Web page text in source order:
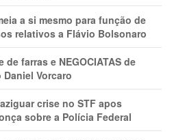
a si mesmo para função de
relativos a Flávio Bolsonaro
farras e NEGOCIATAS de
Vorcaro
crise no STF apos
sobre a Polícia Federal